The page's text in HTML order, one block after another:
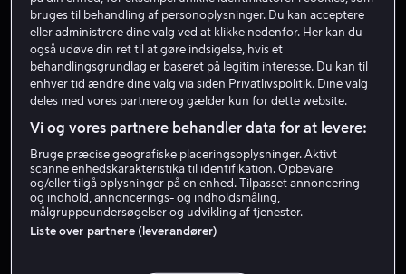
Shawn Christensen
Instruktør Filmproducent Gæst
bruges til behandling af personoplysninger. Du kan acceptere
eller administrere dine valg ved at klikke nedenfor. Her kan du
også udøve din ret til at gøre indsigelse, hvis et
behandlingsgrundlag er baseret på legitim interesse. Du kan til
enhver tid ændre dine valg via siden Privatlivspolitik. Dine valg
deles med vores partnere og gælder kun for dette website.
Vi og vores partnere behandler data for at levere:
Bruge præcise geografiske placeringsoplysninger. Aktivt
scanne enhedskarakteristika til identifikation. Opbevare
og/eller tilgå oplysninger på en enhed. Tilpasset annoncering
og indhold, annoncerings- og indholdsmåling,
målgruppeundersøgelser og udvikling af tjenester.
Liste over partnere (leverandører)